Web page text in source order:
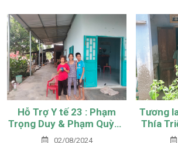
mặt với
cuộc sống.
Hỗ Trợ Y tế 23 : Phạm
Trọng Duy & Phạm Quỳnh
Duyên
02/08/2024
Tương
Thía